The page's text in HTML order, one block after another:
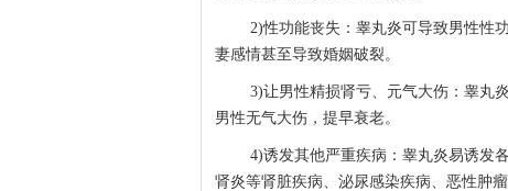
2)性功能丧失：睾丸炎可导致男性性
妻感情甚至导致婚姻破裂。
3)让男性精损肾亏、元气大伤：睾丸
男性无气大伤，提早衰老。
4)诱发其他严重疾病：睾丸炎易诱发
肾炎等肾脏疾病、泌尿感染疾病、恶性肿